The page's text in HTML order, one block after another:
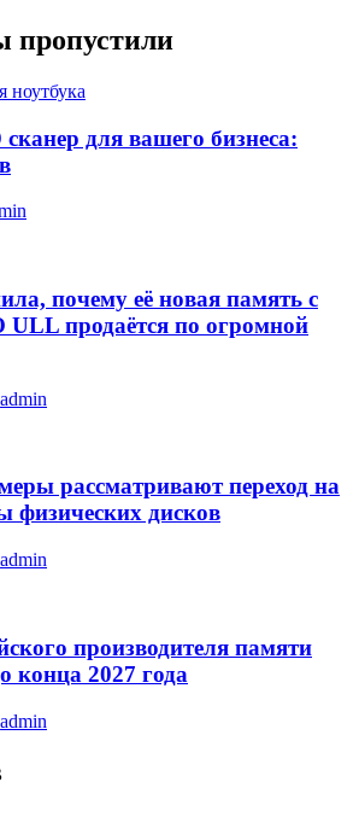
пропустили
ноутбука
для вашего бизнеса:
почему её новая память с
продаётся по огромной
admin
рассматривают переход на
физических дисков
admin
производителя памяти
конца 2027 года
admin